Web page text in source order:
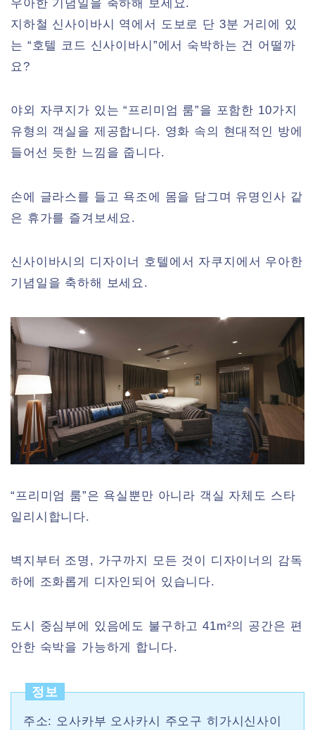
우아한 기념일을 축하해 보세요.
지하철 신사이바시 역에서 도보로 단 3분 거리에 있
는 “호텔 코드 신사이바시”에서 숙박하는 건 어떨까
요?
야외 자쿠지가 있는 “프리미엄 룸”을 포함한 10가지
유형의 객실을 제공합니다. 영화 속의 현대적인 방에
들어선 듯한 느낌을 줍니다.
손에 글라스를 들고 욕조에 몸을 담그며 유명인사 같
은 휴가를 즐겨보세요.
신사이바시의 디자이너 호텔에서 자쿠지에서 우아한
기념일을 축하해 보세요.
“프리미엄 룸”은 욕실뿐만 아니라 객실 자체도 스타
일리시합니다.
벽지부터 조명, 가구까지 모든 것이 디자이너의 감독
하에 조화롭게 디자인되어 있습니다.
도시 중심부에 있음에도 불구하고 41m²의 공간은 편
안한 숙박을 가능하게 합니다.
정보
주소: 오사카부 오사카시 주오구 히가시신사이